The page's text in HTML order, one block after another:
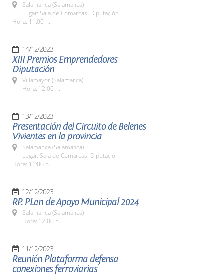
Salamanca (Salamanca)
Lugar: Sala de Comarcas. Diputación
Hora: 11:00 h.
14/12/2023
XIII Premios Emprendedores
Diputación
Villamayor (Salamanca)
Hora: 12:00 h.
13/12/2023
Presentación del Circuito de Belenes
Vivientes en la provincia
Salamanca (Salamanca)
Lugar: Sala de Comarcas. Diputación
Hora: 11:00 h.
12/12/2023
RP. PLan de Apoyo Municipal 2024
Salamanca (Salamanca)
Hora: 12:00 h.
11/12/2023
Reunión Plataforma defensa
conexiones ferroviarias